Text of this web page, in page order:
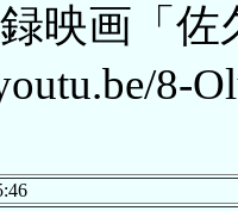
映画「佐
8-